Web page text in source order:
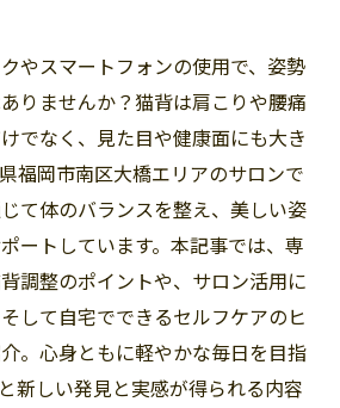
やスマートフォンの使用で、姿勢
りませんか？猫背は肩こりや腰痛
でなく、見た目や健康面にも大き
福岡市南区大橋エリアのサロンで
て体のバランスを整え、美しい姿
ートしています。本記事では、専
調整のポイントや、サロン活用に
して自宅でできるセルフケアのヒ
。心身ともに軽やかな毎日を目指
新しい発見と実感が得られる内容